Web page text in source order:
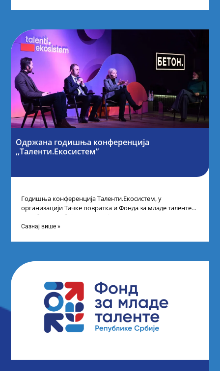
Одржана годишња конференција
,,Таленти.Екосистем”
Годишња конференција Таленти.Екосистем, у
организацији Тачке повратка и Фонда за младе таленте
Републике Србије, одржана је у Београду. Овом
приликом,
Сазнај више »